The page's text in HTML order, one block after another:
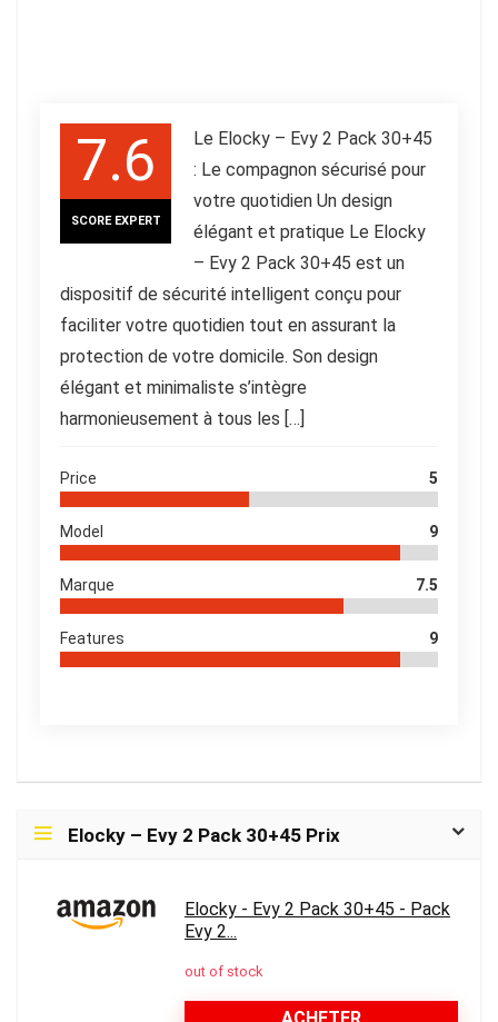
7.6
SCORE EXPERT
Le Elocky – Evy 2 Pack 30+45
: Le compagnon sécurisé pour
votre quotidien Un design
élégant et pratique Le Elocky
– Evy 2 Pack 30+45 est un
dispositif de sécurité intelligent conçu pour
faciliter votre quotidien tout en assurant la
protection de votre domicile. Son design
élégant et minimaliste s’intègre
harmonieusement à tous les […]
Price 5
Model 9
Marque 7.5
Features 9
Elocky – Evy 2 Pack 30+45 Prix
Elocky - Evy 2 Pack 30+45 - Pack
Evy 2...
out of stock